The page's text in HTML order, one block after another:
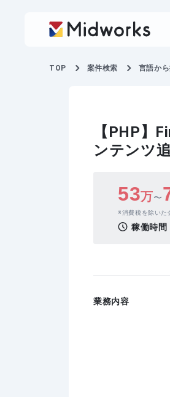
TOP 案件検索 言語か
【PHP】
ンテンツ
53万〜
消費税を除いた
稼働時間
業務内容